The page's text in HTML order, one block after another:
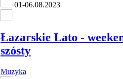
01-06.08.2023
Łazarskie Lato -
szósty
Muzyka